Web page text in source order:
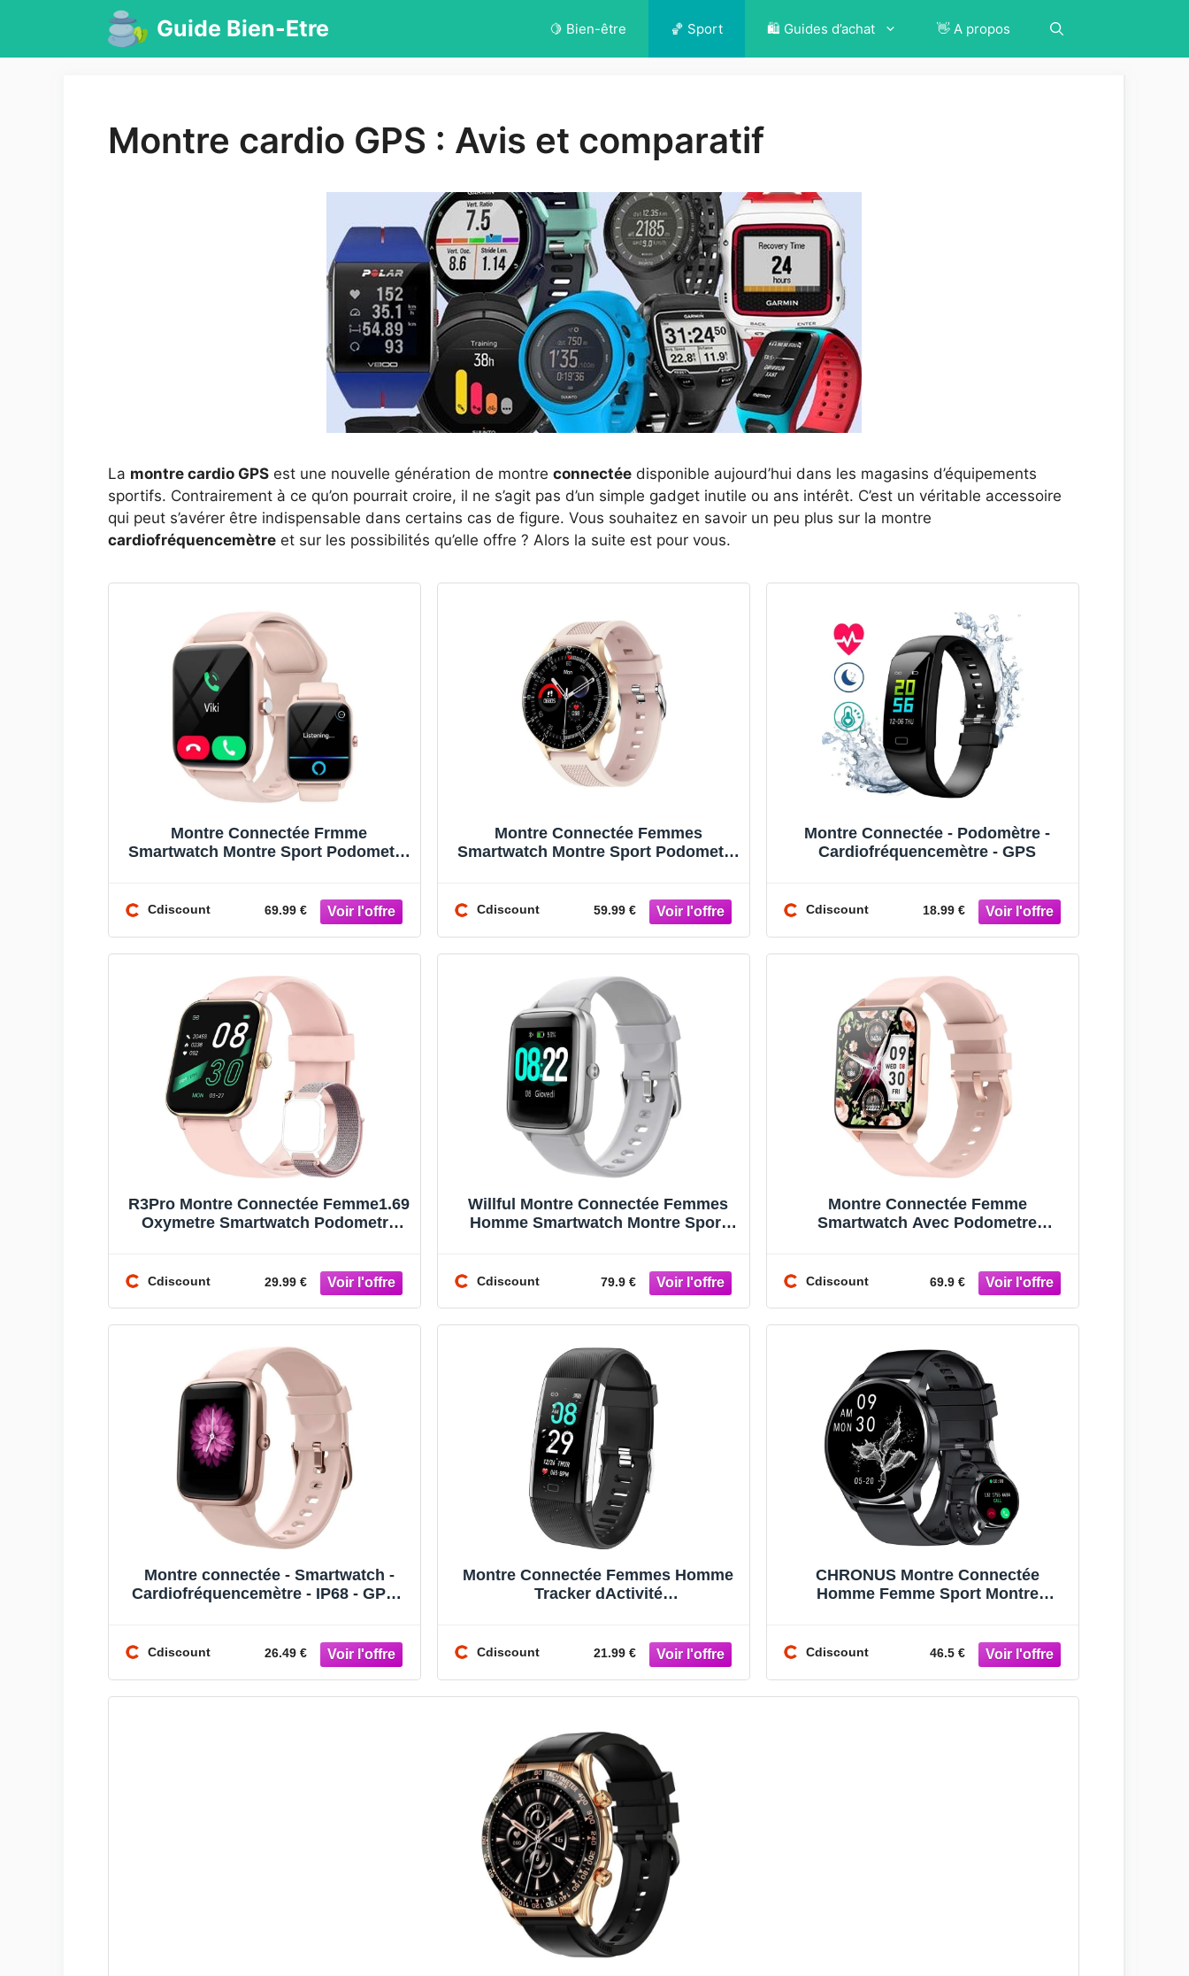
contenu
Guide Bien-Etre 🍋 Bien-être 🏀 Sport 🛍️ Guides d’achat 👋 A propos
Montre cardio GPS : Avis et comparatif
La montre cardio GPS est une nouvelle génération de montre connectée disponible aujourd’hui dans les magasins d’équipements
sportifs. Contrairement à ce qu’on pourrait croire, il ne s’agit pas d’un simple gadget inutile ou ans intérêt. C’est un véritable accessoire
qui peut s’avérer être indispensable dans certains cas de figure. Vous souhaitez en savoir un peu plus sur la montre
cardiofréquencemètre et sur les possibilités qu’elle offre ? Alors la suite est pour vous.
Montre Connectée Frmme
Smartwatch Montre Sport Podometre
Cdiscount 69.99 €
Montre Connectée Femmes
Smartwatch Montre Sport Podometre
Cdiscount 59.99 €
Montre Connectée - Podomètre -
Cardiofréquencemètre - GPS
Cdiscount 18.99 €
R3Pro Montre Connectée Femme1.69
Oxymetre Smartwatch Podometre
Cdiscount 29.99 €
Willful Montre Connectée Femmes
Homme Smartwatch Montre Sport
Cdiscount 79.9 €
Montre Connectée Femme
Smartwatch Avec Podometre
Cdiscount 69.9 €
Montre connectée - Smartwatch -
Cardiofréquencemètre - IP68 - GPS -
Cdiscount 26.49 €
Montre Connectée Femmes Homme
Tracker dActivité
Cdiscount 21.99 €
CHRONUS Montre Connectée
Homme Femme Sport Montre
Cdiscount 46.5 €